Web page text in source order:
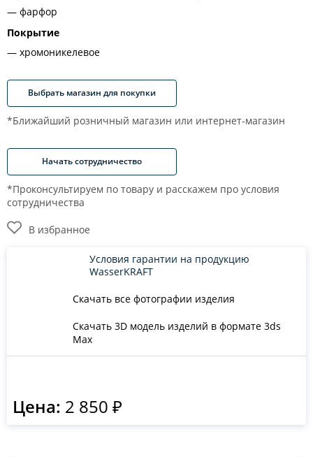
фарфор
Покрытие
хромоникелевое
Выбрать магазин для покупки
*Ближайший розничный магазин или интернет-магазин
Начать сотрудничество
*Проконсультируем по товару и расскажем про условия
сотрудничества
В избранное
Скачать все фотографии изделия
Скачать 3D модель изделий в формате 3ds
Max
Условия гарантии на продукцию
WasserKRAFT
Цена: 2 850 ₽